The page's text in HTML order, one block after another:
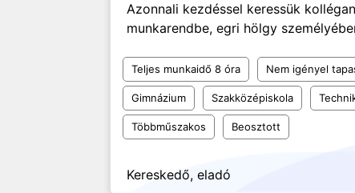
Azonnali kezdéssel keressük
munkarendbe, egri hölgy
Teljes munkaidő 8 óra Nem igényel
Gimnázium Szakközépiskola
Többműszakos Beosztott
Kereskedő, eladó